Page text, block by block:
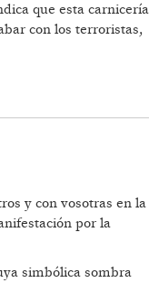
que esta carnicería
con los terroristas,
y con vosotras en la
por la
simbólica sombra